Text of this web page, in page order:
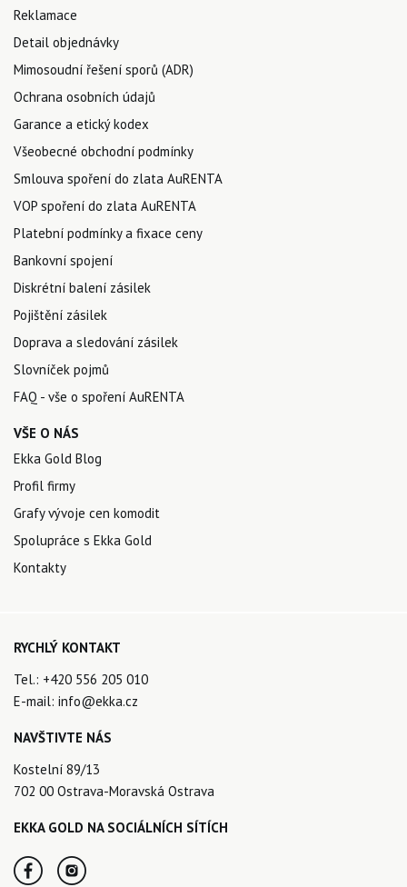
Reklamace
Detail objednávky
Mimosoudní řešení sporů (ADR)
Ochrana osobních údajů
Garance a etický kodex
Všeobecné obchodní podmínky
Smlouva spoření do zlata AuRENTA
VOP spoření do zlata AuRENTA
Platební podmínky a fixace ceny
Bankovní spojení
Diskrétní balení zásilek
Pojištění zásilek
Doprava a sledování zásilek
Slovníček pojmů
FAQ - vše o spoření AuRENTA
VŠE O NÁS
Ekka Gold Blog
Profil firmy
Grafy vývoje cen komodit
Spolupráce s Ekka Gold
Kontakty
RYCHLÝ KONTAKT
Tel.: +420 556 205 010
E-mail: info@ekka.cz
NAVŠTIVTE NÁS
Kostelní 89/13
702 00 Ostrava-Moravská Ostrava
EKKA GOLD NA SOCIÁLNÍCH SÍTÍCH